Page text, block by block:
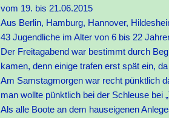
vom 19. bis 21.06.2015
Aus Berlin, Hamburg, Hannover,
43 Jugendliche im Alter von 6 bis 22
Der Freitagabend war bestimmt durch
kamen, denn einige trafen erst spät ein,
Am Samstagmorgen war recht pünktlich
man wollte pünktlich bei der Schleuse bei
Als alle Boote an dem hauseigenen